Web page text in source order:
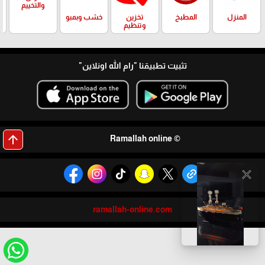
close
المنزل المطبخ
تخزين
وتنظيم
خشب وبمبو
والتخييم
تثبيت تطبيقنا "رام الله اونلاين"
© Ramallah online
arrow_upward
ramallah-online.com